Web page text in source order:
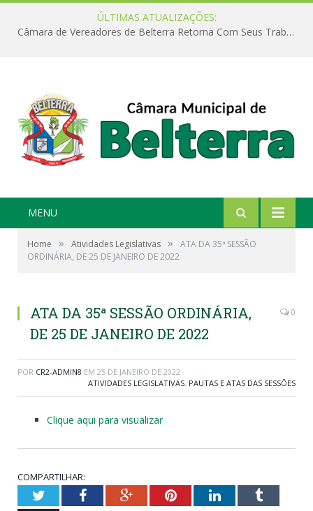
ÚLTIMAS ATUALIZAÇÕES:
Câmara de Vereadores de Belterra Retorna Com Seus Trabalhos Legislativos
MENU
Home » Atividades Legislativas »
ATA DA 35ª SESSÃO
ORDINÁRIA, DE 25 DE JANEIRO DE 2022
ATA DA 35ª SESSÃO ORDINÁRIA,
DE 25 DE JANEIRO DE 2022
0
POR CR2-ADMIN8 EM 25 DE JANEIRO DE 2022
ATIVIDADES LEGISLATIVAS, PAUTAS E ATAS DAS SESSÕES
Clique aqui para visualizar
COMPARTILHAR:
TwitterFacebookGoogle+PinterestLinkedInTumblr